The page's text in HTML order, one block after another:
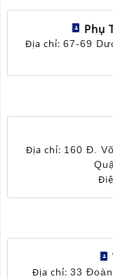
Phụ
Địa chỉ: 67-69
Địa chỉ: 160 Đ.
Địa chỉ: 33